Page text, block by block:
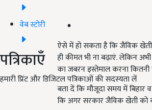
वेब स्टोरी
पत्रिकाएँ
हमारी प्रिंट और डिजिटल पत्रिकाओं की सदस्यता लें
ऐसे में हो सकता है कि जैविक
ही कीमत भी ना बढ़ाएं. लेकिन
का जबरन इस्तेमाल करना
बता दें कि मौजूदा समय में
कि अगर सरकार जैविक खेती को